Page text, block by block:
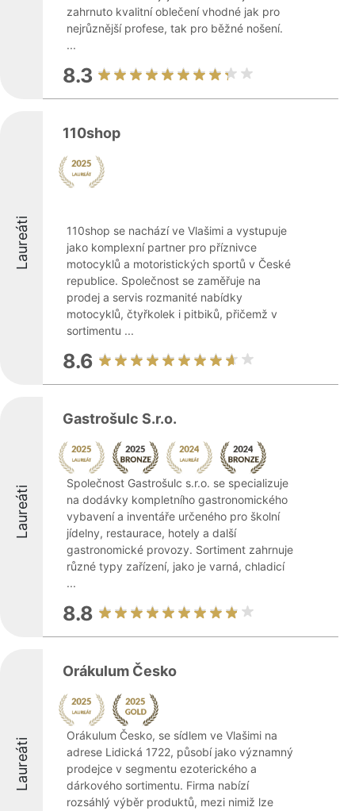
zahrnuto kvalitní oblečení vhodné jak pro
nejrůznější profese, tak pro běžné nošení.
...
8.3
Laureáti
110shop
110shop se nachází ve Vlašimi a vystupuje
jako komplexní partner pro příznivce
motocyklů a motoristických sportů v České
republice. Společnost se zaměřuje na
prodej a servis rozmanité nabídky
motocyklů, čtyřkolek i pitbiků, přičemž v
sortimentu ...
8.6
Laureáti
Gastrošulc S.r.o.
Společnost Gastrošulc s.r.o. se specializuje
na dodávky kompletního gastronomického
vybavení a inventáře určeného pro školní
jídelny, restaurace, hotely a další
gastronomické provozy. Sortiment zahrnuje
různé typy zařízení, jako je varná, chladicí
...
8.8
Laureáti
Orákulum Česko
Orákulum Česko, se sídlem ve Vlašimi na
adrese Lidická 1722, působí jako významný
prodejce v segmentu ezoterického a
dárkového sortimentu. Firma nabízí
rozsáhlý výběr produktů, mezi nimiž lze